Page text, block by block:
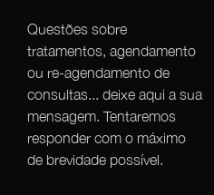
Questões sobre
tratamentos, agendamento
ou re-agendamento de
consultas... deixe aqui a sua
mensagem. Tentaremos
responder com o máximo
de brevidade possível.